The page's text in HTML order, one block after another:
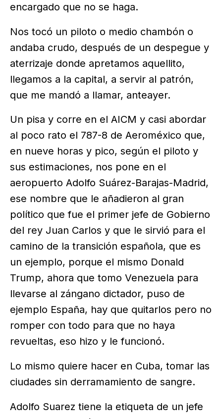
encargado que no se haga.
Nos tocó un piloto o medio chambón o
andaba crudo, después de un despegue y
aterrizaje donde apretamos aquellito,
llegamos a la capital, a servir al patrón,
que me mandó a llamar, anteayer.
Un pisa y corre en el AICM y casi abordar
al poco rato el 787-8 de Aeroméxico que,
en nueve horas y pico, según el piloto y
sus estimaciones, nos pone en el
aeropuerto Adolfo Suárez-Barajas-Madrid,
ese nombre que le añadieron al gran
político que fue el primer jefe de Gobierno
del rey Juan Carlos y que le sirvió para el
camino de la transición española, que es
un ejemplo, porque el mismo Donald
Trump, ahora que tomo Venezuela para
llevarse al zángano dictador, puso de
ejemplo España, hay que quitarlos pero no
romper con todo para que no haya
revueltas, eso hizo y le funcionó.
Lo mismo quiere hacer en Cuba, tomar las
ciudades sin derramamiento de sangre.
Adolfo Suarez tiene la etiqueta de un jefe